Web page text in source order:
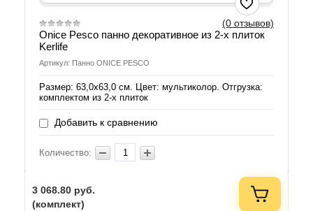
(0 отзывов)
Onice Pesco панно декоративное из 2-х плиток
Kerlife
Артикул: Панно ONICE PESCO
Размер: 63,0х63,0 см. Цвет: мультиколор. Отгрузка:
комплектом из 2-х плиток
Добавить к сравнению
Количество:
3 068.80 руб.
(комплект)